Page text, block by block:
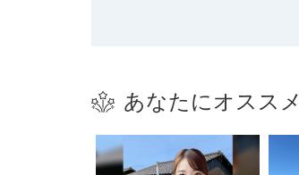
あなたにオススメ